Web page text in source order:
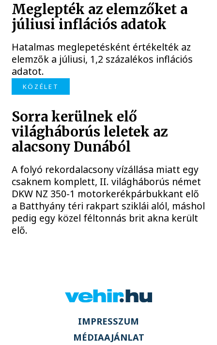
Meglepték az elemzőket a
júliusi inflációs adatok
Hatalmas meglepetésként értékelték az
elemzők a júliusi, 1,2 százalékos inflációs
adatot.
KÖZÉLET
Sorra kerülnek elő
világháborús leletek az
alacsony Dunából
A folyó rekordalacsony vízállása miatt egy
csaknem komplett, II. világháborús német
DKW NZ 350-1 motorkerékpárbukkant elő
a Batthyány téri rakpart sziklái alól, máshol
pedig egy közel féltonnás brit akna került
elő.
IMPRESSZUM
MÉDIAAJÁNLAT